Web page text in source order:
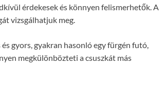
érdekesek és könnyen felismerhetők. A
vizsgálhatjuk meg.
gyors, gyakran hasonló egy fürgén futó,
megkülönbözteti a csuszkát más